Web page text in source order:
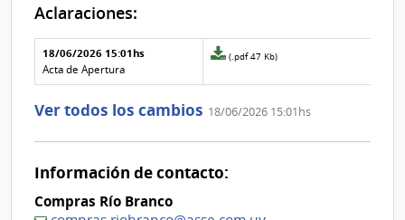
Aclaraciones:
Aclaraciones del llamado
Fecha y
texto de
la
Archivo
de la
18/06/2026 15:01hs
Acta de Apertura
Archivo
de
aclaración
0
(.pdf 47 Kb)
Ver todos los cambios 18/06/2026 15:01hs
Información de contacto:
Compras Río Branco